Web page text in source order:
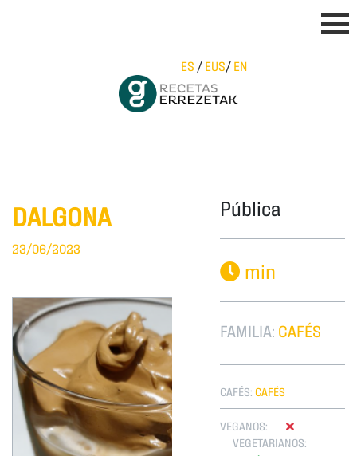
ES / EUS/ EN
DALGONA
23/06/2023
Pública
min
FAMILIA: CAFÉS
CAFÉS: CAFÉS
VEGANOS:
VEGETARIANOS: